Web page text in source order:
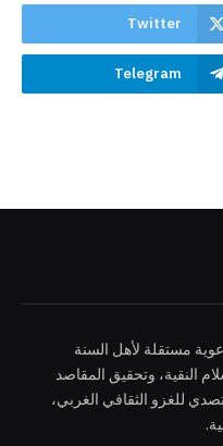
Twitter
Telegram
مستقلة لأهل السنة
النقية، وتحقيق المقاصد
للغزو الثقافي الغربي،